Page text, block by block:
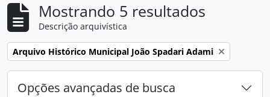
Mostrando 5 resultados
Descrição arquivística
Remover filtro:
Arquivo Histórico Municipal João Spadari Adami
Opções avançadas de busca